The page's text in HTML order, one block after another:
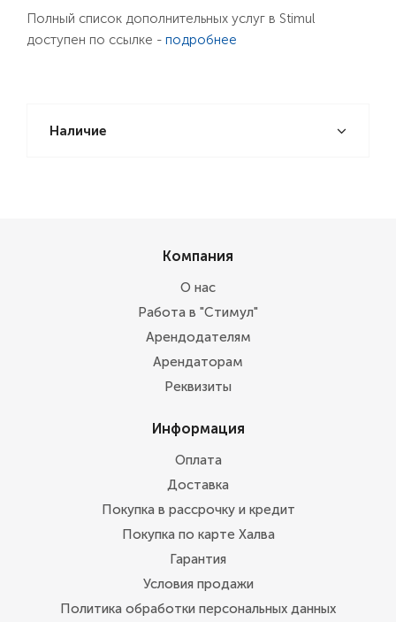
Полный список дополнительных услуг в Stimul
доступен по ссылке - подробнее
Наличие
Компания
О нас
Работа в "Стимул"
Арендодателям
Арендаторам
Реквизиты
Информация
Оплата
Доставка
Покупка в рассрочку и кредит
Покупка по карте Халва
Гарантия
Условия продажи
Политика обработки персональных данных